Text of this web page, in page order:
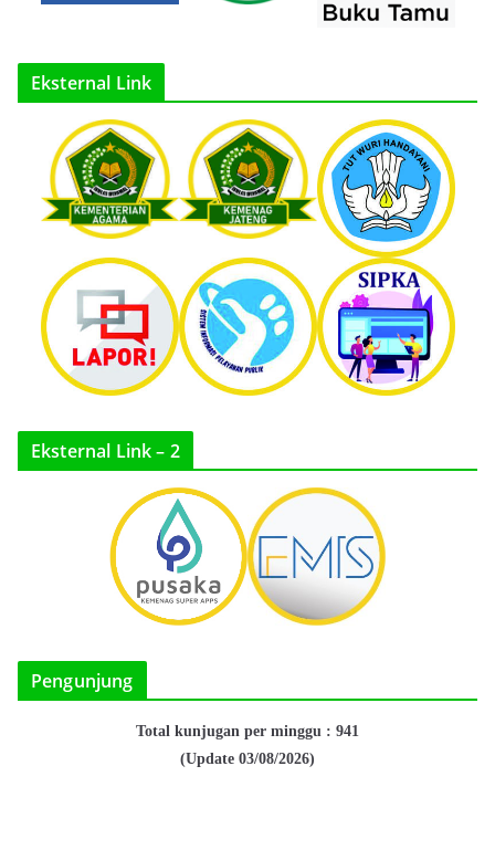
Eksternal Link
Eksternal Link – 2
Pengunjung
Total kunjugan per minggu : 941
(Update 03/08/2026)